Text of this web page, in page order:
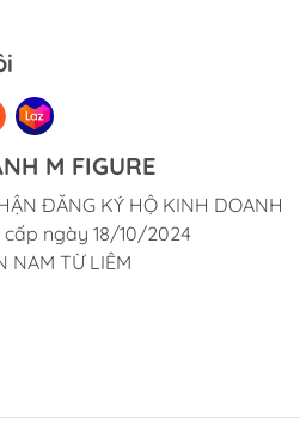
M FIGURE
ĐĂNG KÝ HỘ KINH DOANH
cấp ngày 18/10/2024
NAM TỪ LIÊM